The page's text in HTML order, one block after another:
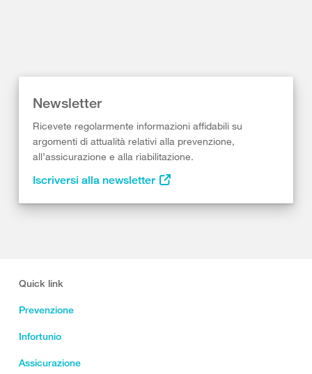
Newsletter
Ricevete regolarmente informazioni affidabili su
argomenti di attualità relativi alla prevenzione,
all’assicurazione e alla riabilitazione.
Iscriversi alla newsletter
Quick link
Prevenzione
Infortunio
Assicurazione